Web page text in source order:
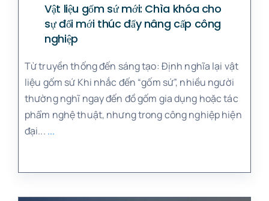
Vật liệu gốm sứ mới: Chìa khóa cho
sự đổi mới thúc đẩy nâng cấp công
nghiệp
Từ truyền thống đến sáng tạo: Định nghĩa lại vật
liệu gốm sứ Khi nhắc đến “gốm sứ”, nhiều người
thường nghĩ ngay đến đồ gốm gia dụng hoặc tác
phẩm nghệ thuật, nhưng trong công nghiệp hiện
đại... ...